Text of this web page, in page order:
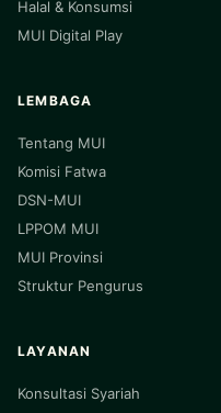
Halal & Konsumsi
MUI Digital Play
LEMBAGA
Tentang MUI
Komisi Fatwa
DSN-MUI
LPPOM MUI
MUI Provinsi
Struktur Pengurus
LAYANAN
Konsultasi Syariah